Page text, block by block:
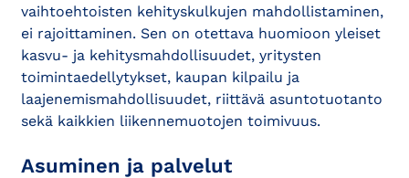
vaihtoehtoisten kehityskulkujen mahdollistaminen,
ei rajoittaminen. Sen on otettava huomioon yleiset
kasvu- ja kehitysmahdollisuudet, yritysten
toimintaedellytykset, kaupan kilpailu ja
laajenemismahdollisuudet, riittävä asuntotuotanto
sekä kaikkien liikennemuotojen toimivuus.
Asuminen ja palvelut